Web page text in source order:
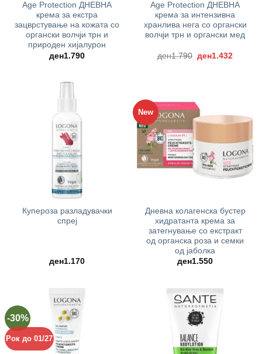
Age Protection ДНЕВНА
крема за екстра
зацврстување на кожата со
органски волчји трн и
природен хијалурон
ден1.790
Age Protection ДНЕВНА
крема за интензивна
хранлива нега со органски
волчји трн и органски мед
ден1.790
Original
price
ден1.432
Купероза разладувачки
спреј
ден1.170
New
Дневна колагенска бустер
хидратанта крема за
затегнување со екстракт
од органска роза и семки
од јаболка
ден1.550
-30%
Рок до 01/27